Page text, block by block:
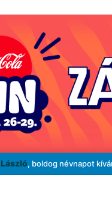
László, boldog névnapot